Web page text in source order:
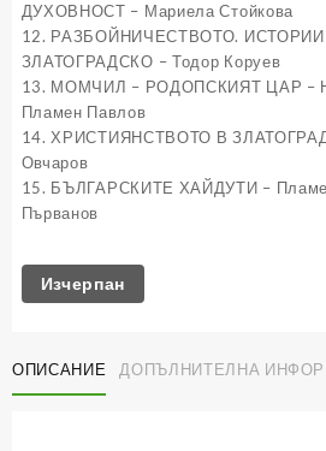
ДУХОВНОСТ – Мариела Стойкова
12. РАЗБОЙНИЧЕСТВОТО.
ЗЛАТОГРАДСКО – Тодор Коруев
13. МОМЧИЛ – РОДОПСКИЯТ ЦАР –
Пламен Павлов
14. ХРИСТИЯНСТВОТО В
Овчаров
15. БЪЛГАРСКИТЕ ХАЙДУТИ –
Първанов
Изчерпан
ОПИСАНИЕ ДОПЪЛНИТЕЛНА